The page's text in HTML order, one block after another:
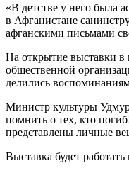
«В детстве у него была
в Афганистане
афганскими письмами
На открытие выставки в
общественной
делились
Министр культуры
помнить о тех, кто
представлены личные
Выставка будет